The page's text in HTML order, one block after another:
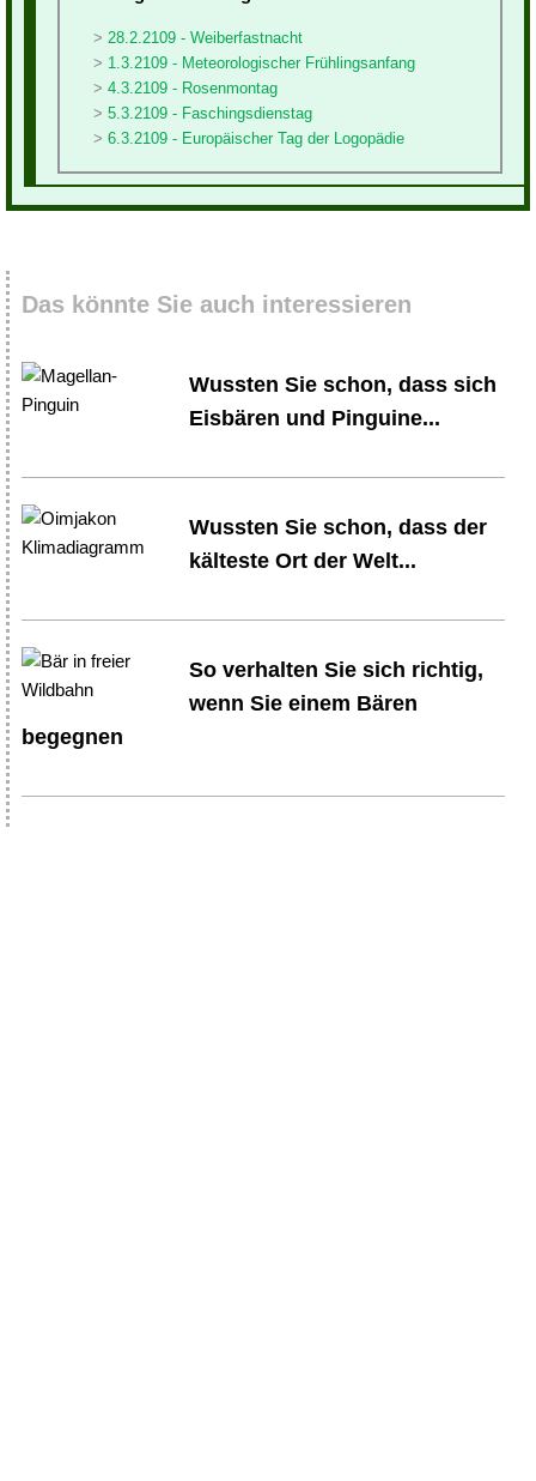
28.2.2109 - Weiberfastnacht
1.3.2109 - Meteorologischer Frühlingsanfang
4.3.2109 - Rosenmontag
5.3.2109 - Faschingsdienstag
6.3.2109 - Europäischer Tag der Logopädie
Das könnte Sie auch interessieren
Wussten Sie schon, dass sich
Eisbären und Pinguine...
Wussten Sie schon, dass der
kälteste Ort der Welt...
So verhalten Sie sich richtig,
wenn Sie einem Bären
begegnen